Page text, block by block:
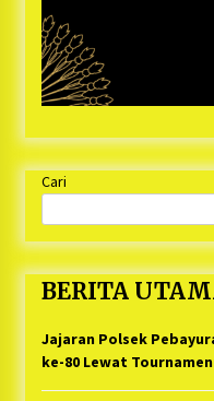
Cari
BERITA
Jajaran Polsek
ke-80 Lewat